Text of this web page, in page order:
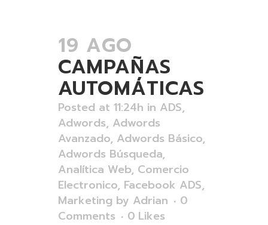
19 AGO
CAMPAÑAS
AUTOMÁTICAS
Posted at 11:24h in ADS,
Adwords, Adwords
Avanzado, Adwords Básico,
Adwords Búsqueda,
Analítica Web, Comercio
Electronico, Facebook ADS,
Marketing by Adrian
0
Comments
0 Likes